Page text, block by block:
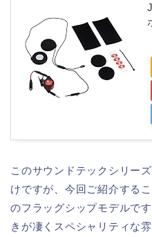
このサウンドテックシリー
けですが、今回ご紹介する
のフラッグシップモデルで
きが凄くスペシャリティな